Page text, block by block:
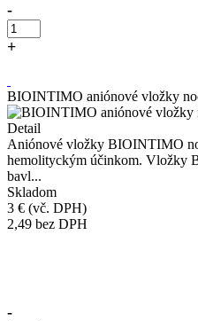
-
+
BIOINTIMO aniónové vložky
Detail
Aniónové vložky BIOINTIMO
hemolityckým účinkom. Vložky
bavl...
Skladom
3 € (vč. DPH)
2,49 bez DPH
-